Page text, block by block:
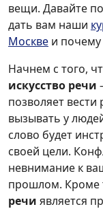
вещи. Давайте
дать вам наши
Москве и почему
Начнем с того,
искусство речи
позволяет
вызывать у
слово будет
своей цели.
невнимание к
прошлом. Кроме
речи является